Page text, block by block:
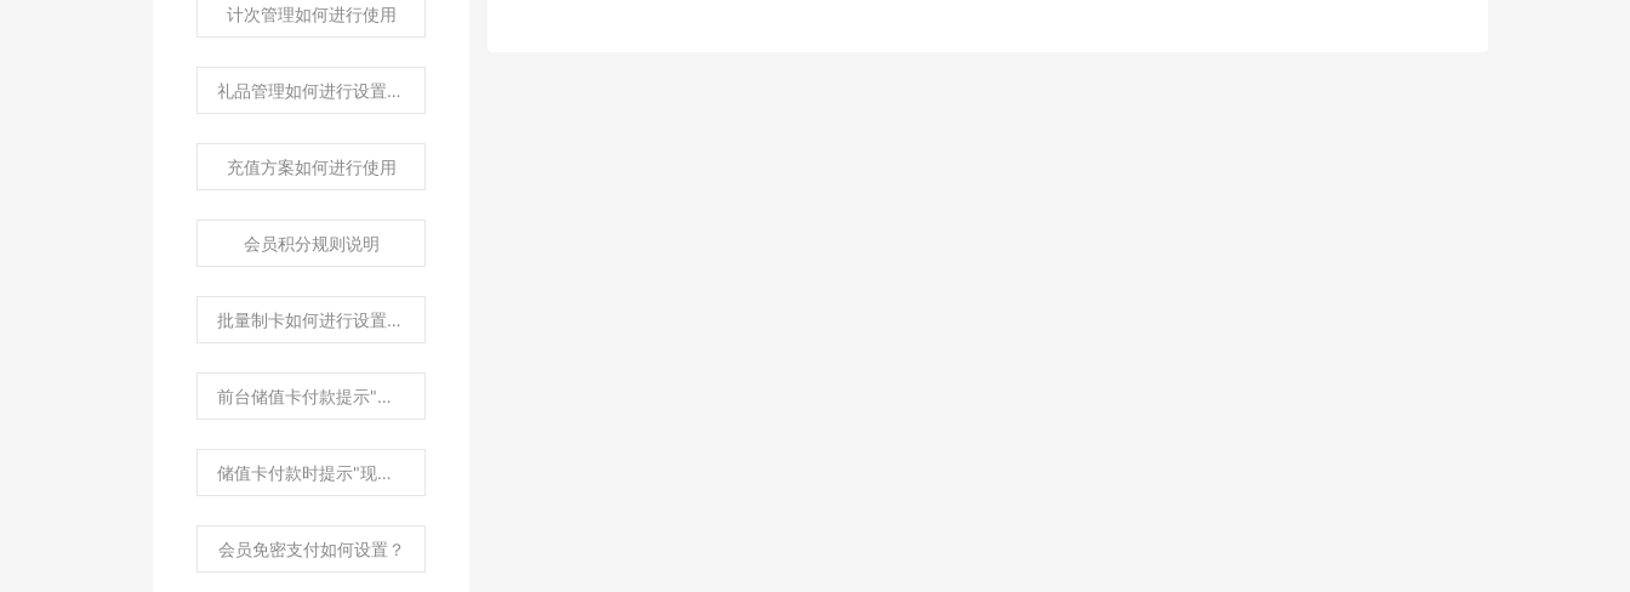
计次管理如何进行使用
礼品管理如何进行设置使用
充值方案如何进行使用
会员积分规则说明
批量制卡如何进行设置使用
前台储值卡付款提示"收款金额必须大于0"
储值卡付款时提示"现付金额[0]必须大于零"
会员免密支付如何设置？